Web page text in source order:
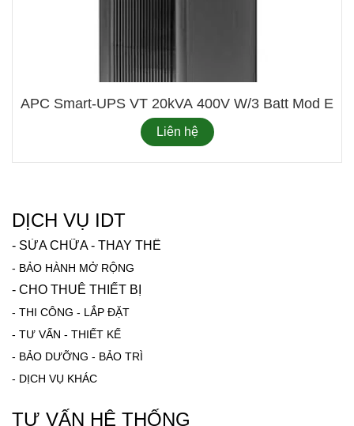
APC Smart-UPS VT 20kVA 400V W/3 Batt Mod
Liên hệ
DỊCH VỤ IDT
- SỬA CHỮA - THAY THẾ
- BẢO HÀNH MỞ RỘNG
- CHO THUÊ THIẾT BỊ
- THI CÔNG - LẮP ĐẶT
- TƯ VẤN - THIẾT KẾ
- BẢO DƯỠNG - BẢO TRÌ
- DỊCH VỤ KHÁC
TƯ VẤN HỆ THỐNG